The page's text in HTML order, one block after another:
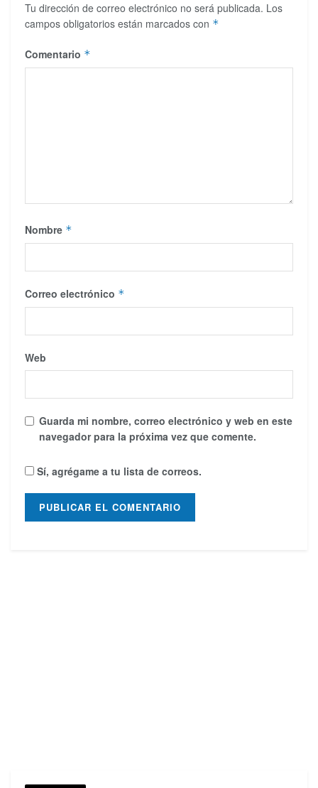
Tu dirección de correo electrónico no será publicada. Los
campos obligatorios están marcados con *
Comentario *
Nombre *
Correo electrónico *
Web
Guarda mi nombre, correo electrónico y web en este
navegador para la próxima vez que comente.
Sí, agrégame a tu lista de correos.